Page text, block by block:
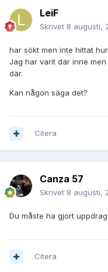
LeiF
Skrivet 8 augusti,
har sökt men inte hittat
Jag har varit där inne
där.
Kan någon säga det?
Citera
Canza 57
Skrivet 8 augusti,
Du måste ha gjort
Citera